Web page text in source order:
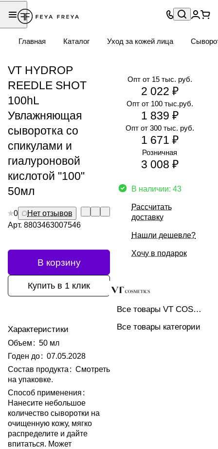
Главная Каталог Уход за кожей лица
VT HYDROP
REEDLE SHOT
100hL
Увлажняющая
сыворотка со
спикулами и
гиалуроновой
кислотой "100"
50мл
0
Нет отзывов
Арт. 8803463007546
В корзину
Купить в 1 клик
Характеристики
Объем : 50 мл
Годен до: 07.05.2028
Состав продукта : Смотреть
на упаковке.
Способ применения :
Нанесите небольшое
количество сыворотки на
очищенную кожу, мягко
распределите и дайте
впитаться. Может
Опт от 300 тыс. руб.
1 671 ₽
Опт от 15 тыс. руб.
2 022 ₽
Опт от 100 тыс.руб.
1 839 ₽
Розничная
3 008 ₽
В наличии: 43
Рассчитать
доставку
Нашли дешевле?
Хочу в подарок
Все товары VT COSMETICS
Все товары категории